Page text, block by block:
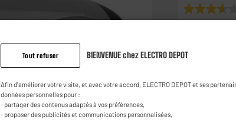
Tout refuser BIENVENUE chez ELECTRO DEPOT
Afin d'améliorer votre visite, et avec votre accord, ELECTRO DEPOT et ses
données personnelles pour :
- partager des contenus adaptés à vos préférences,
- proposer des publicités et communications personnalisées,